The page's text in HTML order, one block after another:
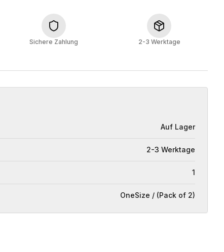
Sichere Zahlung 2-3 Werktage
Auf Lager
2-3 Werktage
1
OneSize / (Pack of 2)